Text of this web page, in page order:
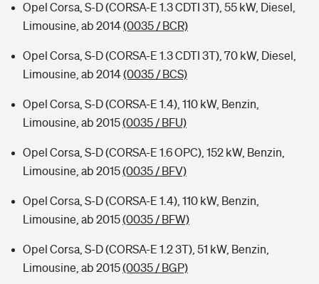
Opel Corsa, S-D (CORSA-E 1.3 CDTI 3T), 55 kW, Diesel,
Limousine, ab 2014(0035 / BCR)
Opel Corsa, S-D (CORSA-E 1.3 CDTI 3T), 70 kW, Diesel,
Limousine, ab 2014(0035 / BCS)
Opel Corsa, S-D (CORSA-E 1.4), 110 kW, Benzin,
Limousine, ab 2015(0035 / BFU)
Opel Corsa, S-D (CORSA-E 1.6 OPC), 152 kW, Benzin,
Limousine, ab 2015(0035 / BFV)
Opel Corsa, S-D (CORSA-E 1.4), 110 kW, Benzin,
Limousine, ab 2015(0035 / BFW)
Opel Corsa, S-D (CORSA-E 1.2 3T), 51 kW, Benzin,
Limousine, ab 2015(0035 / BGP)